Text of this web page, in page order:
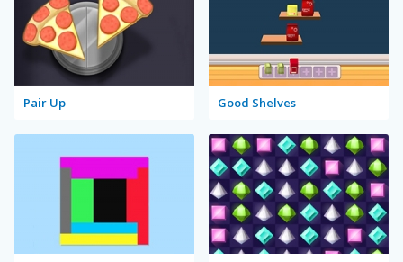
Pair Up Good Shelves